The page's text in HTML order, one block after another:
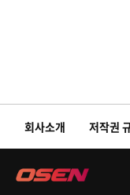
회사소개 저작권